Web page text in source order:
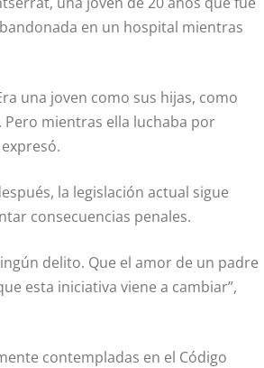
en un hospital mientras
una joven como sus hijas, como
mientras ella luchaba por
la legislación actual sigue
consecuencias penales.
delito. Que el amor de un padre
esta iniciativa viene a cambiar”,
contempladas en el Código